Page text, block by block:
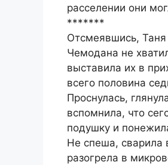
расселении они
*******
Отсмеявшись,
Чемодана не
выставила их в
всего половина
Проснулась,
вспомнила, что
подушку и
Не спеша, сварила
разогрела в